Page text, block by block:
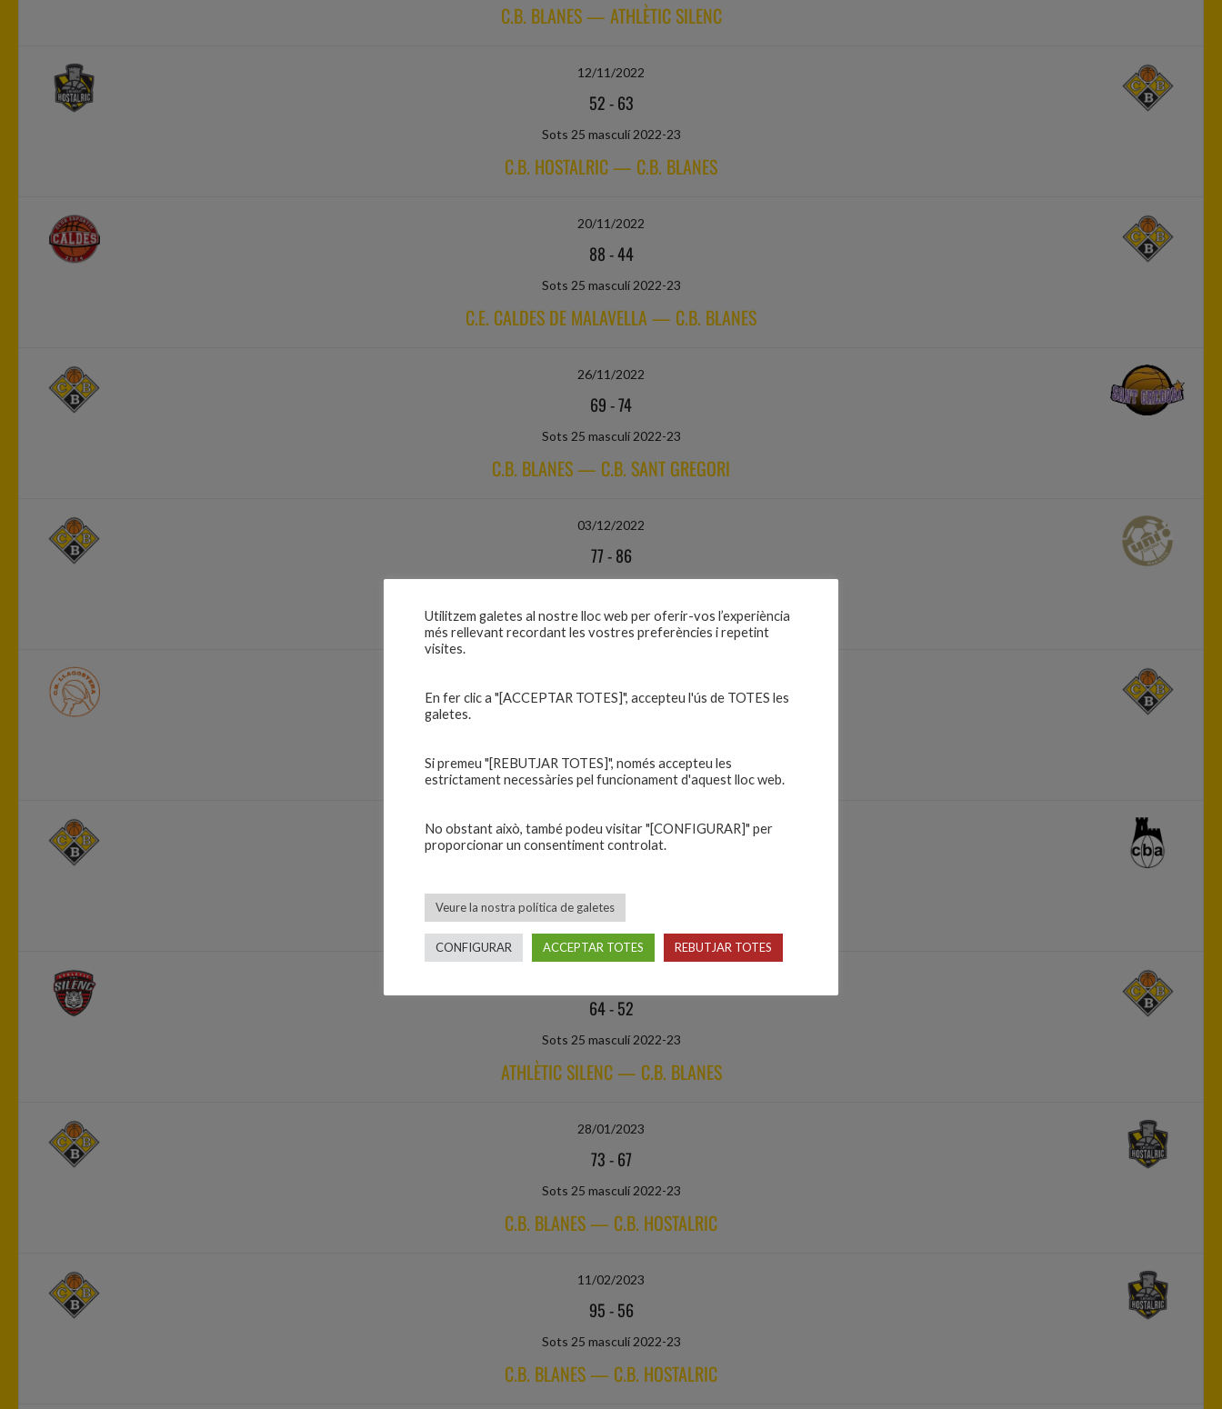
C.B. BLANES — ATHLÈTIC SILENC
12/11/2022
52-63
Sots 25 masculí 2022-23
C.B. HOSTALRIC — C.B. BLANES
20/11/2022
88-44
Sots 25 masculí 2022-23
C.E. CALDES DE MALAVELLA — C.B. BLANES
26/11/2022
69-74
Sots 25 masculí 2022-23
C.B. BLANES — C.B. SANT GREGORI
03/12/2022
77-86
C.B. BLANES — C.E. MARISTES GIRONA
67-58
C.B. LLAGOSTERA — C.B. BLANES
14/01/2023
67-70
C.B. BLANES — BÀSQUET ARBÚCIES
64-52
Sots 25 masculí 2022-23
ATHLÈTIC SILENC — C.B. BLANES
28/01/2023
73-67
Sots 25 masculí 2022-23
C.B. BLANES — C.B. HOSTALRIC
11/02/2023
95-56
Sots 25 masculí 2022-23
C.B. BLANES — C.B. HOSTALRIC
Utilitzem galetes al nostre lloc web per oferir-vos l’experiència
més rellevant recordant les vostres preferències i repetint
visites.
En fer clic a "[ACCEPTAR TOTES]", accepteu l'ús de TOTES les
galetes.
Si premeu "[REBUTJAR TOTES]", només accepteu les
estrictament necessàries pel funcionament d'aquest lloc web.
No obstant això, també podeu visitar "[CONFIGURAR]" per
proporcionar un consentiment controlat.
Veure la nostra política de galetes
CONFIGURAR ACCEPTAR TOTES REBUTJAR TOTES